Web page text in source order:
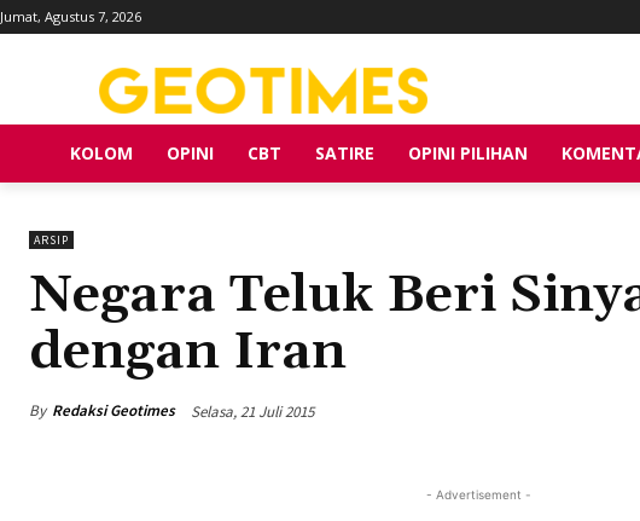
Jumat, Agustus 7, 2026
KOLOM OPINI CBT SATIRE OPINI PILIHAN
ARSIP
Negara Teluk Beri
dengan Iran
By Redaksi Geotimes Selasa, 21 Juli 2015
- Advertisement -